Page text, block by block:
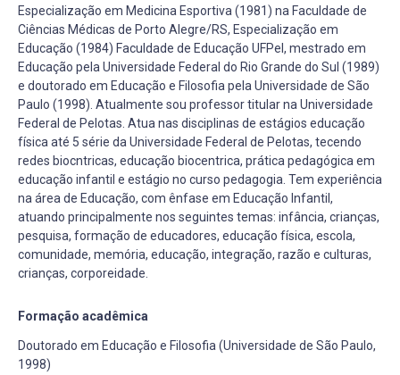
Especialização em Medicina Esportiva (1981) na Faculdade de
Ciências Médicas de Porto Alegre/RS, Especialização em
Educação (1984) Faculdade de Educação UFPel, mestrado em
Educação pela Universidade Federal do Rio Grande do Sul (1989)
e doutorado em Educação e Filosofia pela Universidade de São
Paulo (1998). Atualmente sou professor titular na Universidade
Federal de Pelotas. Atua nas disciplinas de estágios educação
física até 5 série da Universidade Federal de Pelotas, tecendo
redes biocntricas, educação biocentrica, prática pedagógica em
educação infantil e estágio no curso pedagogia. Tem experiência
na área de Educação, com ênfase em Educação Infantil,
atuando principalmente nos seguintes temas: infância, crianças,
pesquisa, formação de educadores, educação física, escola,
comunidade, memória, educação, integração, razão e culturas,
crianças, corporeidade.
Formação acadêmica
Doutorado em Educação e Filosofia (Universidade de São Paulo,
1998)